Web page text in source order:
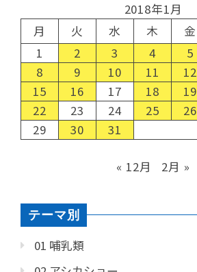
2018年1月
月
火 水 木 金
1
2 3 4 5
8
9 10 11 12
15
16 17 18 19
22
23 24 25 26
29
30 31
« 12月 2月 »
テーマ別
01 哺乳類